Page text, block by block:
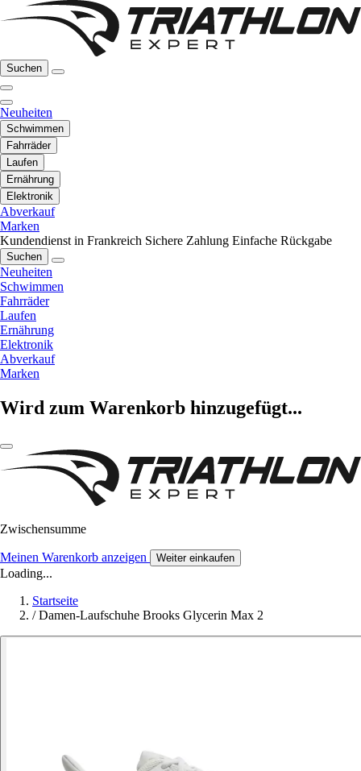
Suchen
Neuheiten
Schwimmen
Fahrräder
Laufen
Ernährung
Elektronik
Abverkauf
Marken
Kundendienst in Frankreich Sichere Zahlung Einfache Rückgabe
Suchen
Neuheiten
Schwimmen
Fahrräder
Laufen
Ernährung
Elektronik
Abverkauf
Marken
Wird zum Warenkorb hinzugefügt...
Zwischensumme
Meinen Warenkorb anzeigen Weiter einkaufen
Loading...
Startseite
/ Damen-Laufschuhe Brooks Glycerin Max 2